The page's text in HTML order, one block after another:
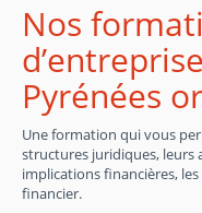
Nos
Pyrénées
Une formation qui vous
structures juridiques, leurs
implications financières,
financier.